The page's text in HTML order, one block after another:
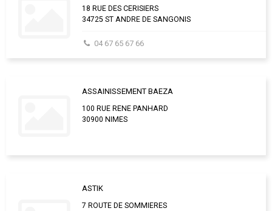
18 RUE DES CERISIERS
34725 ST ANDRE DE SANGONIS
04 67 65 67 66
ASSAINISSEMENT BAEZA
100 RUE RENE PANHARD
30900 NIMES
ASTIK
7 ROUTE DE SOMMIERES